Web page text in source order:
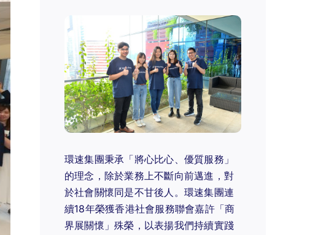
環速集團秉承「將心比心、優質服務」
的理念，除於業務上不斷向前邁進，對
於社會關懷同是不甘後人。環速集團連
續18年榮獲香港社會服務聯會嘉許「商
界展關懷」殊榮，以表揚我們持續實踐